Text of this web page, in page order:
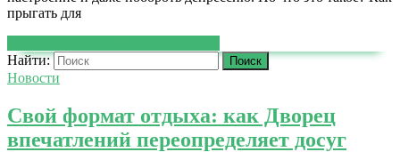
прыгать для
Найти:
Новости
Свой формат отдыха: как Дворец
впечатлений переопределяет досуг